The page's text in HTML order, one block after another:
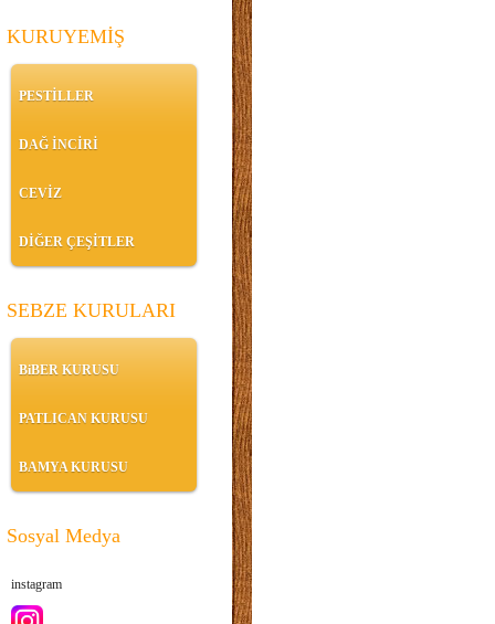
KURUYEMİŞ
PESTİLLER
DAĞ İNCİRİ
CEVİZ
DİĞER ÇEŞİTLER
SEBZE KURULARI
BiBER KURUSU
PATLICAN KURUSU
BAMYA KURUSU
Sosyal Medya
instagram